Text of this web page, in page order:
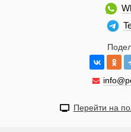
Перейти на